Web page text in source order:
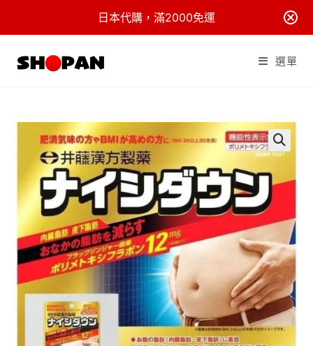
日本代購，滿2000免運
選單
🔍